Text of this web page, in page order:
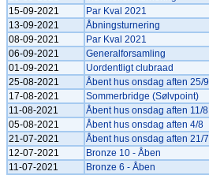
15-09-2021
Par Kval 2021
13-09-2021
Åbningsturnering
08-09-2021
Par Kval 2021
06-09-2021
Generalforsamling
01-09-2021
Uordentligt clubraad
25-08-2021
Åbent hus onsdag aften 25/9
17-08-2021
Sommerbridge (Sølvpoint)
11-08-2021
Åbent hus onsdag aften 11/8
05-08-2021
Åbent hus onsdag aften 4/8
21-07-2021
Åbent hus onsdag aften 21/7
12-07-2021
Bronze 10 - Åben
11-07-2021
Bronze 6 - Åben